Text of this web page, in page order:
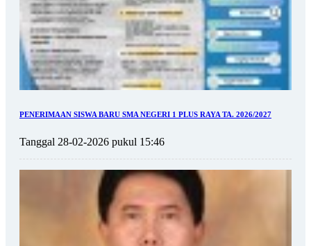
PENERIMAAN SISWA BARU SMA NEGERI 1 PLUS RAYA TA. 2026/2027
Tanggal 28-02-2026 pukul 15:46